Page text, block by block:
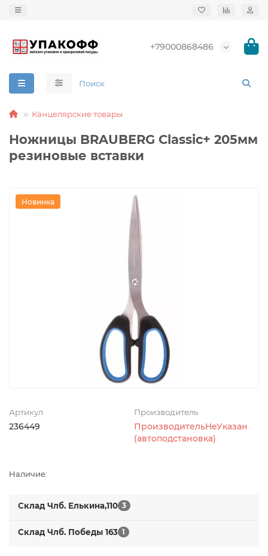
+79000868486
Канцелярские товары
Ножницы BRAUBERG Classic+ 205мм
резиновые вставки
Новинка
Артикул
236449
Производитель
ПроизводительНеУказан
(автоподстановка)
Наличие:
Склад Члб. Елькина,110 3
Склад Члб. Победы 163 1